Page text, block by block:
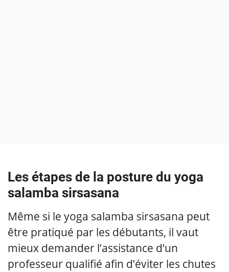
Les étapes de la posture du yoga
salamba sirsasana
Même si le yoga salamba sirsasana peut
être pratiqué par les débutants, il vaut
mieux demander l’assistance d’un
professeur qualifié afin d’éviter les chutes